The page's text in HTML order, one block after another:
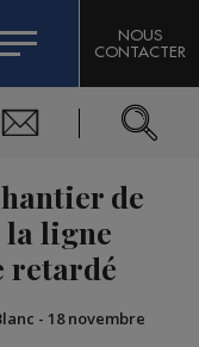
SKIABLES
NOUS
CONTACTER
de
ligne
retardé
- 18 novembre